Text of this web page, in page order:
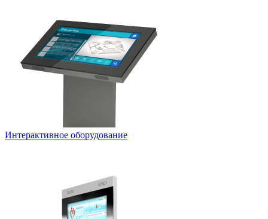
Интерактивное оборудование